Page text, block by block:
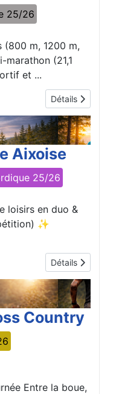
25/26
(800 m, 1200 m,
(21,1
et ...
Détails
Aixoise
25/26
loisirs en duo &
✨
Détails
Country
Entre la boue,